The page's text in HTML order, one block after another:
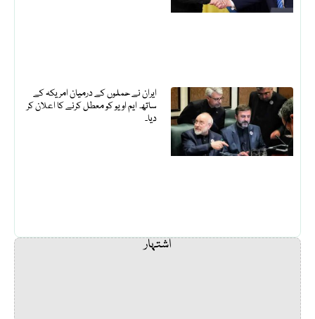
ایران نے حملوں کے درمیان امریکہ کے
ساتھ ایم او یو کو معطل کرنے کا اعلان کر
دیا۔
اشتہار